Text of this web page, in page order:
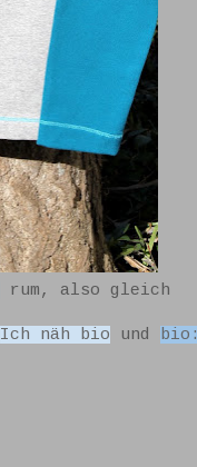
rum, also gleich
Ich näh bio und
bio: